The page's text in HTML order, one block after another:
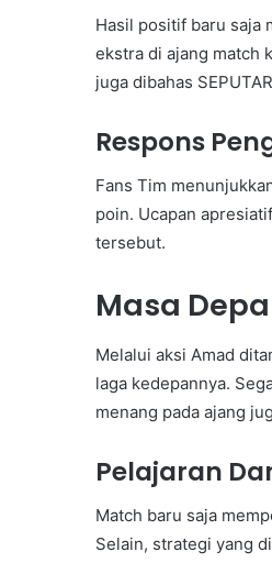
Hasil positif baru saja
ekstra di ajang match
juga dibahas
Respons
Fans Tim
poin. Ucapan
tersebut.
Masa
Melalui aksi Amad
laga kedepannya.
menang pada ajang
Pelajaran
Match baru saja
Selain, strategi yang